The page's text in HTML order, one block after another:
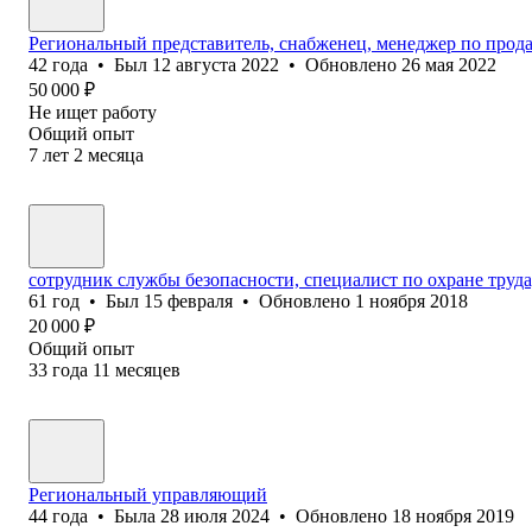
Региональный представитель, снабженец, менеджер по
42 года • Был 12 августа 2022 • Обновлено 26 мая 2022
50 000 ₽
Не ищет работу
Общий опыт
7 лет 2 месяца
сотрудник службы безопасности, специалист по охране
61 год • Был 15 февраля • Обновлено 1 ноября 2018
20 000 ₽
Общий опыт
33 года 11 месяцев
Региональный управляющий
44 года • Была 28 июля 2024 • Обновлено 18 ноября 2019